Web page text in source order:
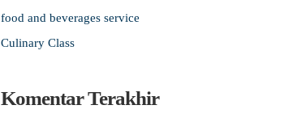
food and beverages service
Culinary Class
Komentar Terakhir